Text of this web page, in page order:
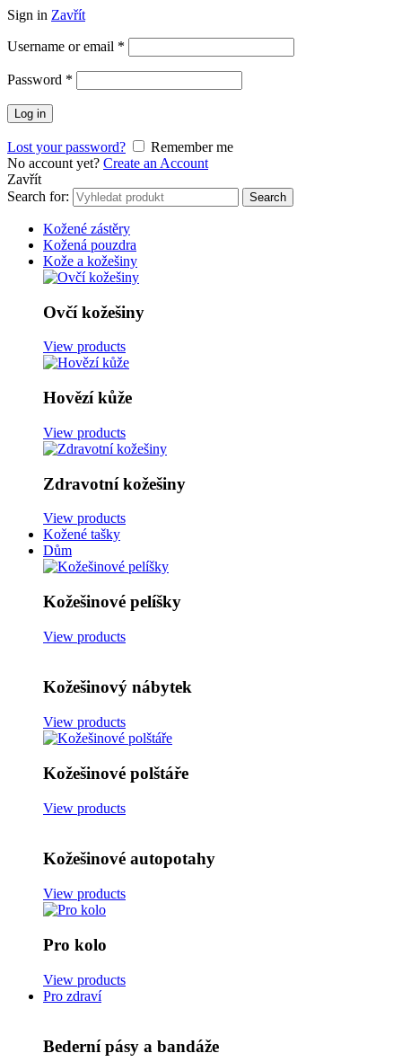
Sign in Zavřít
Username or email *
Password *
Log in
Lost your password?
Remember me
No account yet? Create an Account
Zavřít
Search for:
Search
Kožené zástěry
Kožená pouzdra
Kože a kožešiny
Ovčí kožešiny
View products
Hovězí kůže
View products
Zdravotní kožešiny
View products
Kožené tašky
Dům
Kožešinové pelíšky
View products
Kožešinový nábytek
View products
Kožešinové polštáře
View products
Kožešinové autopotahy
View products
Pro kolo
View products
Pro zdraví
Bederní pásy a bandáže